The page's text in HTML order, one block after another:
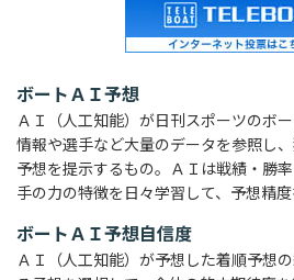
ボートＡＩ予想
ＡＩ（人工知能）が日刊スポーツのボ
情報や選手など大量のデータを参照し
予想を提示するもの。ＡＩは戦績・勝
手の力の特徴を日々学習して、予想精度
ボートＡＩ予想自信度
ＡＩ（人工知能）が予想した着順予想